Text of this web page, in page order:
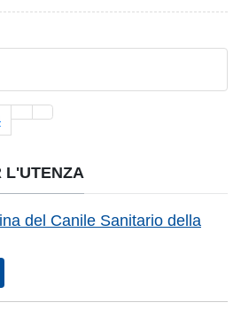
L'UTENZA
del Canile Sanitario della